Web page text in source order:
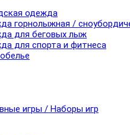
одежда
горнолыжная /
для беговых лыж
для спорта и фитнеса
игры / Наборы игр